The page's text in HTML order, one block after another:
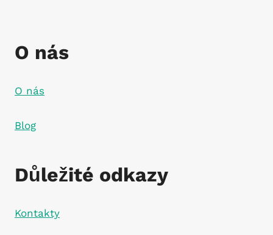
O nás
O nás
Blog
Důležité odkazy
Kontakty